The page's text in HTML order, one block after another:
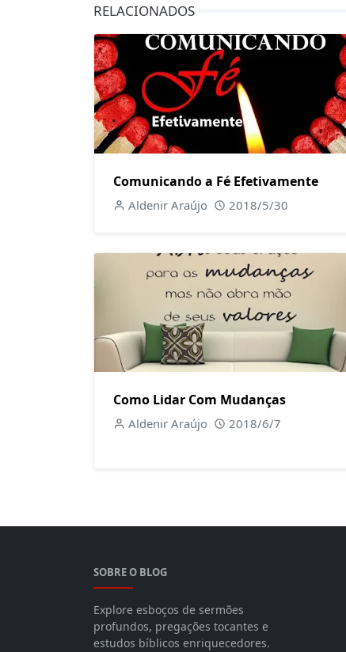
RELACIONADOS
Comunicando a Fé Efetivamente
Aldenir Araújo 2018/5/30
Como Lidar Com Mudanças
Aldenir Araújo 2018/6/7
SOBRE O BLOG
Explore esboços de sermões
profundos, pregações tocantes e
estudos bíblicos enriquecedores.